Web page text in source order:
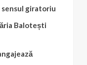
giratoriu
Balotești